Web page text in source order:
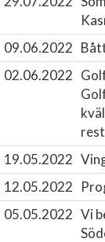
09.06.2022
02.06.2022
19.05.2022
12.05.2022
05.05.2022 Vi